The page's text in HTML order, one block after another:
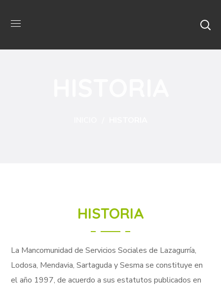
HISTORIA
La Mancomunidad de Servicios Sociales de Lazagurría,
Lodosa, Mendavia, Sartaguda y Sesma se constituye en
el año 1997, de acuerdo a sus estatutos publicados en